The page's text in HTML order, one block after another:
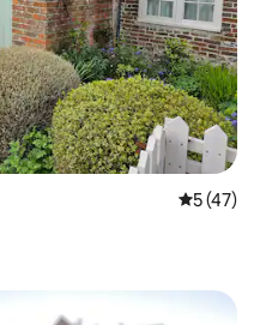
คะแนนเฉลี่
5 (47)